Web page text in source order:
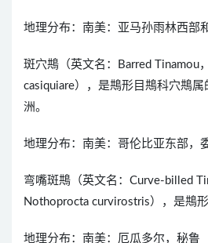
地理分布：南美：亚马孙雨林西部
斑穴䳍（英文名：Barred Tinamou
casiquiare），是䳍形目䳍科穴䳍
洲。
地理分布：南美：哥伦比亚东部，
弯嘴斑䳍（英文名：Curve-billed
Nothoprocta curvirostris），是䳍
地理分布：南美：厄瓜多尔，秘鲁